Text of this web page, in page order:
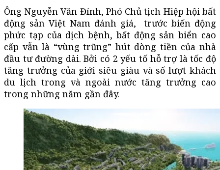
Ông Nguyễn Văn Đính, Phó Chủ tịch Hiệp hội bất
động sản Việt Nam đánh giá, trước biến động
phức tạp của dịch bệnh, bất động sản biển cao
cấp vẫn là “vùng trũng” hút dòng tiền của nhà
đầu tư đường dài. Bởi có 2 yếu tố hỗ trợ là tốc độ
tăng trưởng của giới siêu giàu và số lượt khách
du lịch trong và ngoài nước tăng trưởng cao
trong những năm gần đây.